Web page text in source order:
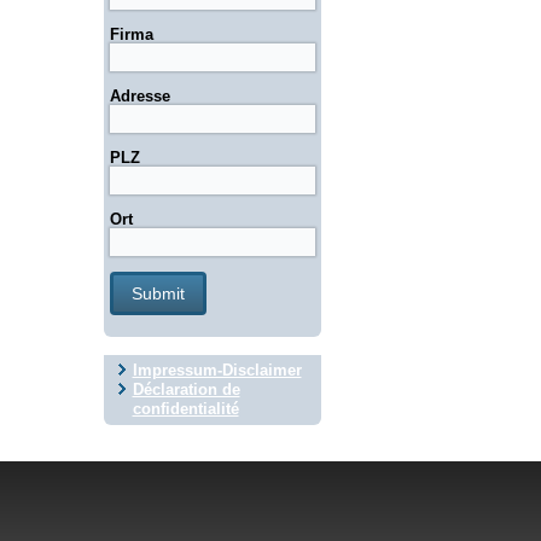
Firma
Adresse
PLZ
Ort
Impressum-Disclaimer
Déclaration de
confidentialité